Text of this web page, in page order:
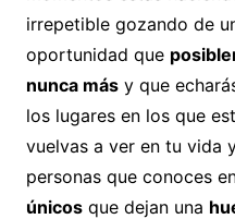
irrepetible gozando de
oportunidad que
nunca másy que
los lugares en los que
vuelvas a ver en tu vida
personas que conoces
únicosque dejan una